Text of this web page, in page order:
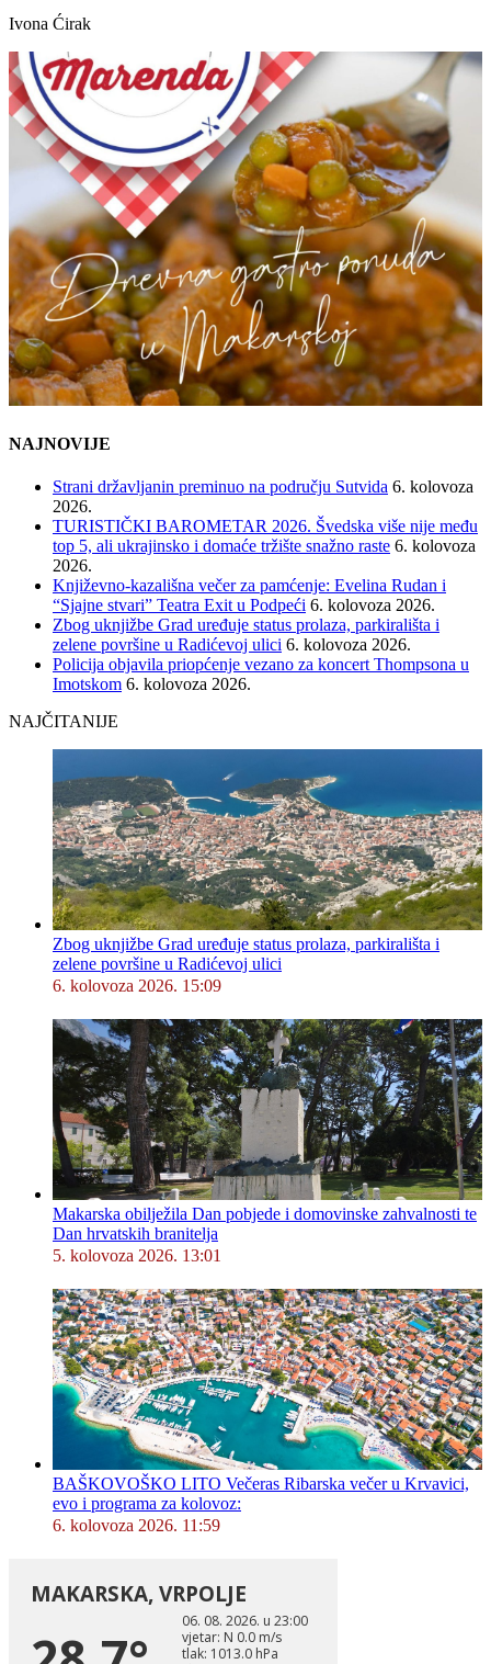
Ivona Ćirak
NAJNOVIJE
Strani državljanin preminuo na području Sutvida 6. kolovoza
2026.
TURISTIČKI BAROMETAR 2026. Švedska više nije među
top 5, ali ukrajinsko i domaće tržište snažno raste 6. kolovoza
2026.
Književno-kazališna večer za pamćenje: Evelina Rudan i
“Sjajne stvari” Teatra Exit u Podpeći 6. kolovoza 2026.
Zbog uknjižbe Grad uređuje status prolaza, parkirališta i
zelene površine u Radićevoj ulici 6. kolovoza 2026.
Policija objavila priopćenje vezano za koncert Thompsona u
Imotskom 6. kolovoza 2026.
NAJČITANIJE
Zbog uknjižbe Grad uređuje status prolaza, parkirališta i
zelene površine u Radićevoj ulici
6. kolovoza 2026. 15:09
Makarska obilježila Dan pobjede i domovinske zahvalnosti te
Dan hrvatskih branitelja
5. kolovoza 2026. 13:01
BAŠKOVOŠKO LITO Večeras Ribarska večer u Krvavici,
evo i programa za kolovoz:
6. kolovoza 2026. 11:59